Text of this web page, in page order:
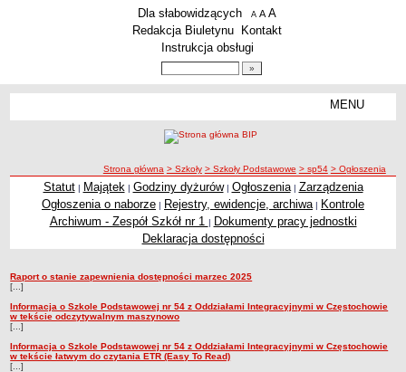
Menu dodatkowe
Dla słabowidzących A pomniejsz czcionkę
A standardowy rozmiar czcionki
A
Redakcja Biuletynu
Kontakt
Instrukcja obsługi
MENU
Zespoły Szkół
Techniczne Zakłady Naukowe
ARCHIWUM SZKÓŁ I PLACÓWEK
Przekształcone szkoły i placówki
Wielofunkcyjna Placówka
ścieżka nawigacji
Strona główna > Szkoły > Szkoły Podstawowe > sp54 > Ogłoszenia
OgłoszeniaStatut| Majątek | Godziny dyżurów| Ogłoszenia| Zarządzenia
Ogłoszenia o naborze | Rejestry, ewidencje, archiwa | Kontrole
Archiwum - Zespół Szkół nr 1 | Dokumenty pracy jednostki
Deklaracja dostępności
Ogłoszenia
Raport o stanie zapewnienia dostępności marzec 2025
[...]
Informacja o Szkole Podstawowej nr 54 z Oddziałami Integracyjnymi w Częstochowie
w tekście odczytywalnym maszynowo
[...]
Informacja o Szkole Podstawowej nr 54 z Oddziałami Integracyjnymi w Częstochowie
w tekście łatwym do czytania ETR (Easy To Read)
[...]